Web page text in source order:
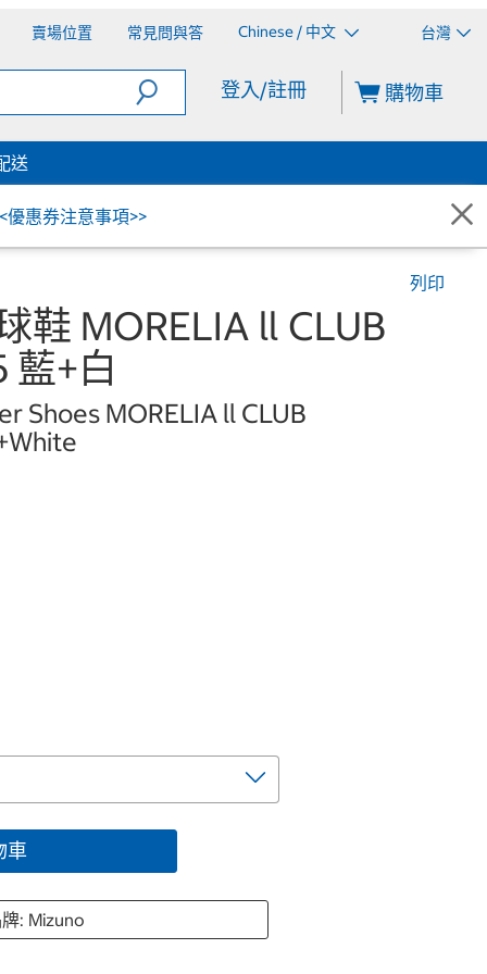
賣場位置 常見問與答 Chinese / 中文 台灣
登入/註冊 購物車
送
優惠券注意事項>>
列印
鞋 MORELIA ll CLUB
藍+白
Shoes MORELIA ll CLUB
車
: Mizuno